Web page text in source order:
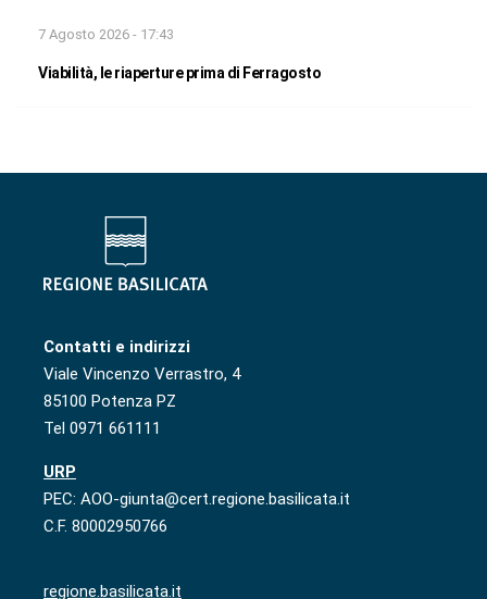
7 Agosto 2026 - 17:43
Viabilità, le riaperture prima di Ferragosto
Contatti e indirizzi
Viale Vincenzo Verrastro, 4
85100 Potenza PZ
Tel 0971 661111
URP
PEC: AOO-giunta@cert.regione.basilicata.it
C.F. 80002950766
regione.basilicata.it